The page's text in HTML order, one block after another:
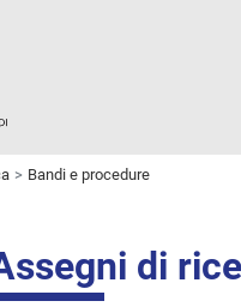
Bandi e procedure
di